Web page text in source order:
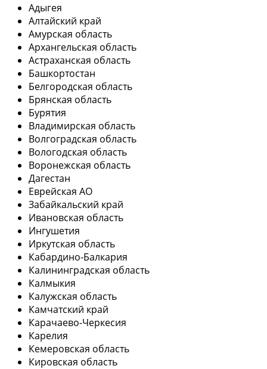
Адыгея
Алтайский край
Амурская область
Архангельская область
Астраханская область
Башкортостан
Белгородская область
Брянская область
Бурятия
Владимирская область
Волгоградская область
Вологодская область
Воронежская область
Дагестан
Еврейская АО
Забайкальский край
Ивановская область
Ингушетия
Иркутская область
Кабардино-Балкария
Калининградская область
Калмыкия
Калужская область
Камчатский край
Карачаево-Черкесия
Карелия
Кемеровская область
Кировская область